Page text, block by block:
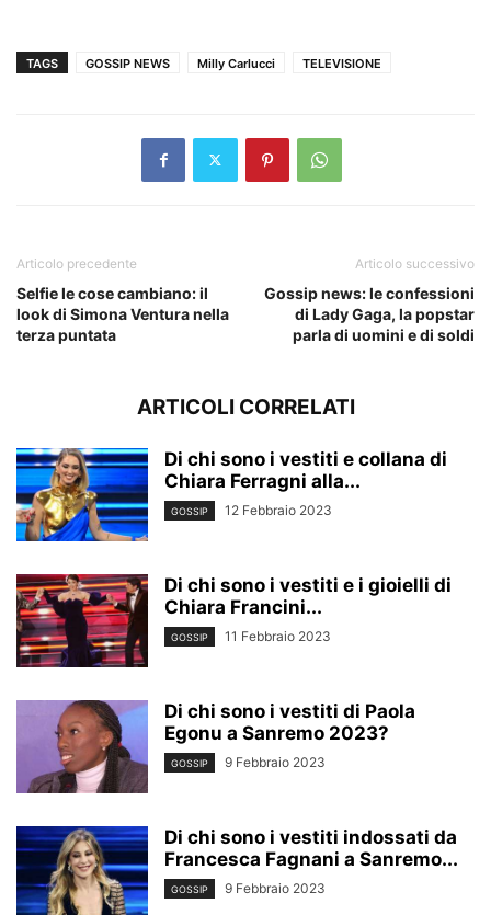
TAGS GOSSIP NEWS Milly Carlucci TELEVISIONE
Articolo precedente
Selfie le cose cambiano: il
look di Simona Ventura nella
terza puntata
Articolo successivo
Gossip news: le confessioni
di Lady Gaga, la popstar
parla di uomini e di soldi
ARTICOLI CORRELATI
Di chi sono i vestiti e collana di
Chiara Ferragni alla...
GOSSIP 12 Febbraio 2023
Di chi sono i vestiti e i gioielli di
Chiara Francini...
GOSSIP 11 Febbraio 2023
Di chi sono i vestiti di Paola
Egonu a Sanremo 2023?
GOSSIP 9 Febbraio 2023
Di chi sono i vestiti indossati da
Francesca Fagnani a Sanremo...
GOSSIP 9 Febbraio 2023